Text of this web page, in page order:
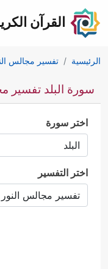
القرآن
الرئيسية تفسير مجالس
سورة البلد تفسير
اختر سورة
اختر التفسير